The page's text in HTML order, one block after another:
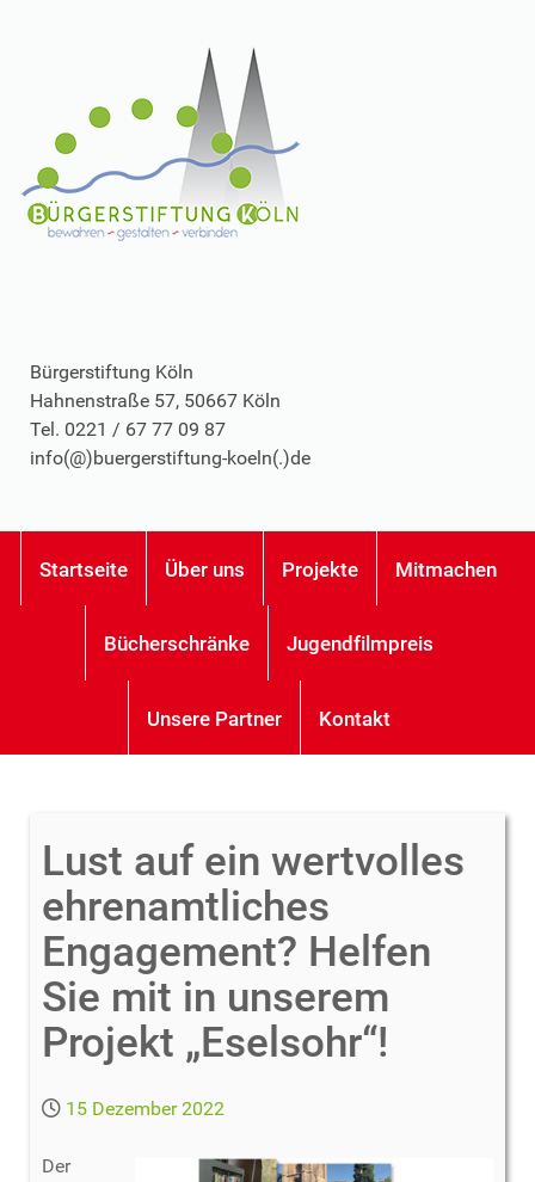
Bürgerstiftung Köln
Hahnenstraße 57, 50667 Köln
Tel. 0221 / 67 77 09 87
info(@)buergerstiftung-koeln(.)de
Startseite Über uns Projekte Mitmachen
Bücherschränke Jugendfilmpreis
Unsere Partner Kontakt
Lust auf ein wertvolles
ehrenamtliches
Engagement? Helfen
Sie mit in unserem
Projekt „Eselsohr“!
15 Dezember 2022
Der